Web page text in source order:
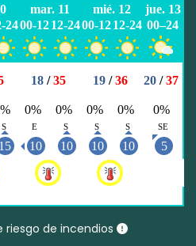
riesgo de incendios